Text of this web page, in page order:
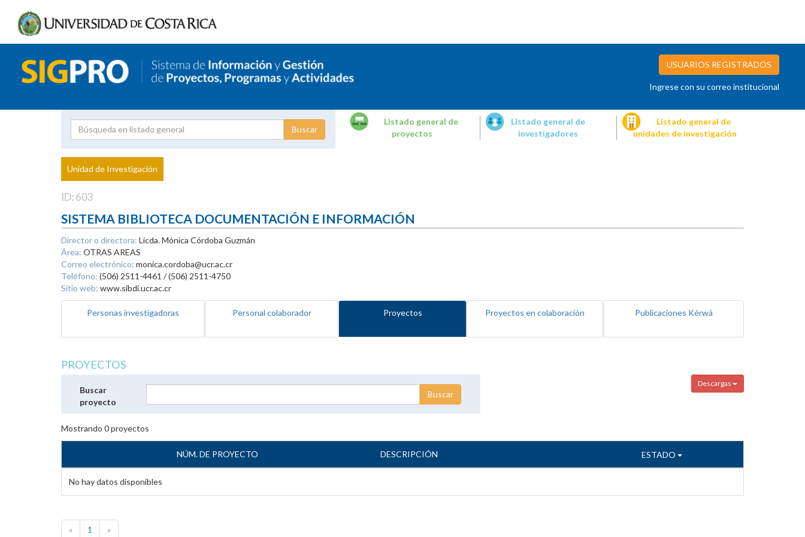
USUARIOS REGISTRADOS
Ingrese con su correo institucional
Proyecto
Investigador
Listado general de
proyectos
Listado general de
investigadores
Listado general de
unidades de investigación
Unidad de Investigación
ID: 603
SISTEMA BIBLIOTECA DOCUMENTACIÓN E INFORMACIÓN
Director o directora: Licda. Mónica Córdoba Guzmán
Área: OTRAS AREAS
Correo electrónico: monica.cordoba@ucr.ac.cr
Teléfono: (506) 2511-4461 / (506) 2511-4750
Sitio web: www.sibdi.ucr.ac.cr
Personas investigadoras Personal colaborador Proyectos Proyectos en colaboración Publicaciones Kérwá
PROYECTOS
Descargas
Buscar
proyecto
Mostrando 0proyectos
NÚM. DE PROYECTO DESCRIPCIÓN ESTADO
No hay datos disponibles
« 1 »